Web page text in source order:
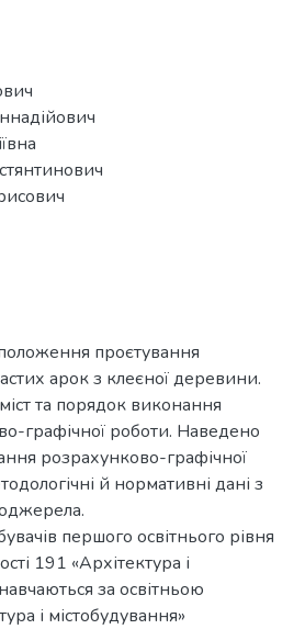
проєтування
арок з клеєної деревини.
та порядок виконання
графічної роботи. Наведено
розрахунково-графічної
й нормативні дані з
першого освітнього рівня
191 «Архітектура і
за освітньою
і містобудування»